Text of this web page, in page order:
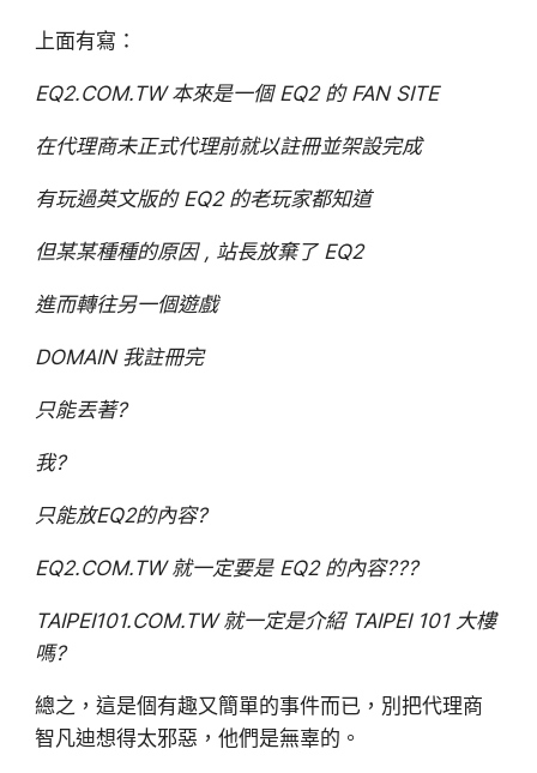
上面有寫：
EQ2.COM.TW 本來是一個 EQ2 的 FAN SITE
在代理商未正式代理前就以註冊並架設完成
有玩過英文版的 EQ2 的老玩家都知道
但某某種種的原因 , 站長放棄了 EQ2
進而轉往另一個遊戲
DOMAIN 我註冊完
只能丟著?
我?
只能放EQ2的內容?
EQ2.COM.TW 就一定要是 EQ2 的內容???
TAIPEI101.COM.TW 就一定是介紹 TAIPEI 101 大樓
嗎?
總之，這是個有趣又簡單的事件而已，別把代理商
智凡迪想得太邪惡，他們是無辜的。